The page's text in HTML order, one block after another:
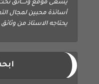
يسعى موقع وثــــائق
أساتذة محبين لمجال
يحتاجه الاستاذ من